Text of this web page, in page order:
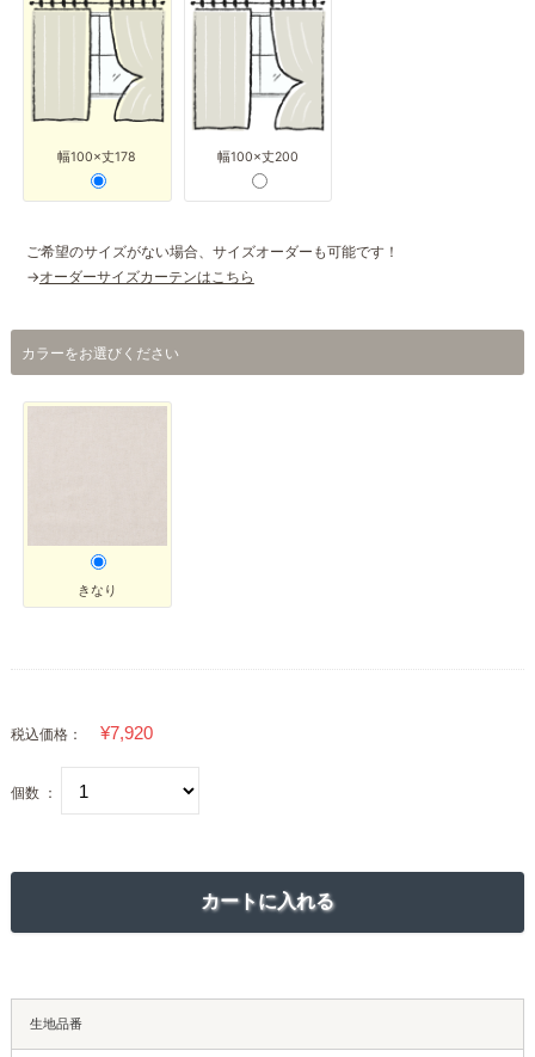
幅100×丈178 幅100×丈200
ご希望のサイズがない場合、サイズオーダーも可能です！
→オーダーサイズカーテンはこちら
カラーをお選びください
きなり
税込価格：
個数 ：
生地品番